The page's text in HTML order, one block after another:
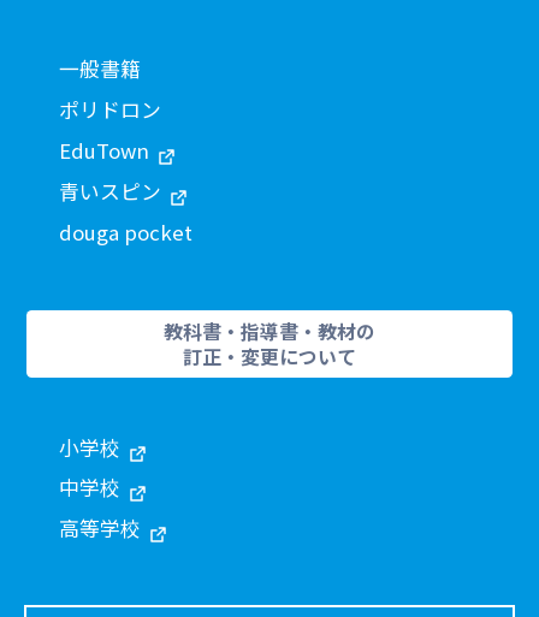
一般書籍
ポリドロン
EduTown
青いスピン
douga pocket
教科書・指導書・教材の
訂正・変更について
小学校
中学校
高等学校